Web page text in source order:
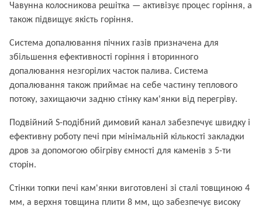
Чавунна колосникова решітка — активізує процес горіння, а
також підвищує якість горіння.
Система допалювання пічних газів призначена для
збільшення ефективності горіння і вторинного
допалювання незгорілих часток палива. Система
допалювання також приймає на себе частину теплового
потоку, захищаючи задню стінку кам'янки від перегріву.
Подвійний S-подібний димовий канал забезпечує швидку і
ефективну роботу печі при мінімальній кількості закладки
дров за допомогою обігріву ємності для каменів з 5-ти
сторін.
Стінки топки печі кам'янки виготовлені зі сталі товщиною 4
мм, а верхня товщина плити 8 мм, що забезпечує високу